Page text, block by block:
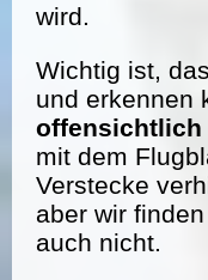
wird.
Wichtig ist,
und erkennen
offensichtlich
mit dem
Verstecke
aber wir
auch nicht.